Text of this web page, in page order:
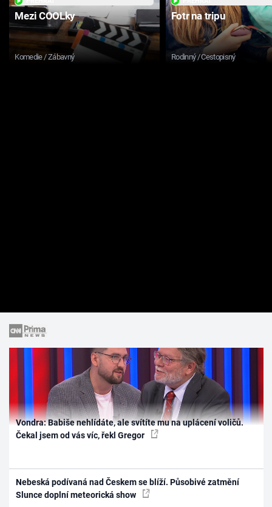
Mezi COOLky
Komedie / Zábavný
Fotr na tripu
Rodinný / Cestopisný
Vondra: Babiše nehlídáte, ale svítíte mu na uplácení voličů.
Čekal jsem od vás víc, řekl Gregor
Nebeská podívaná nad Českem se blíží. Působivé zatmění
Slunce doplní meteorická show